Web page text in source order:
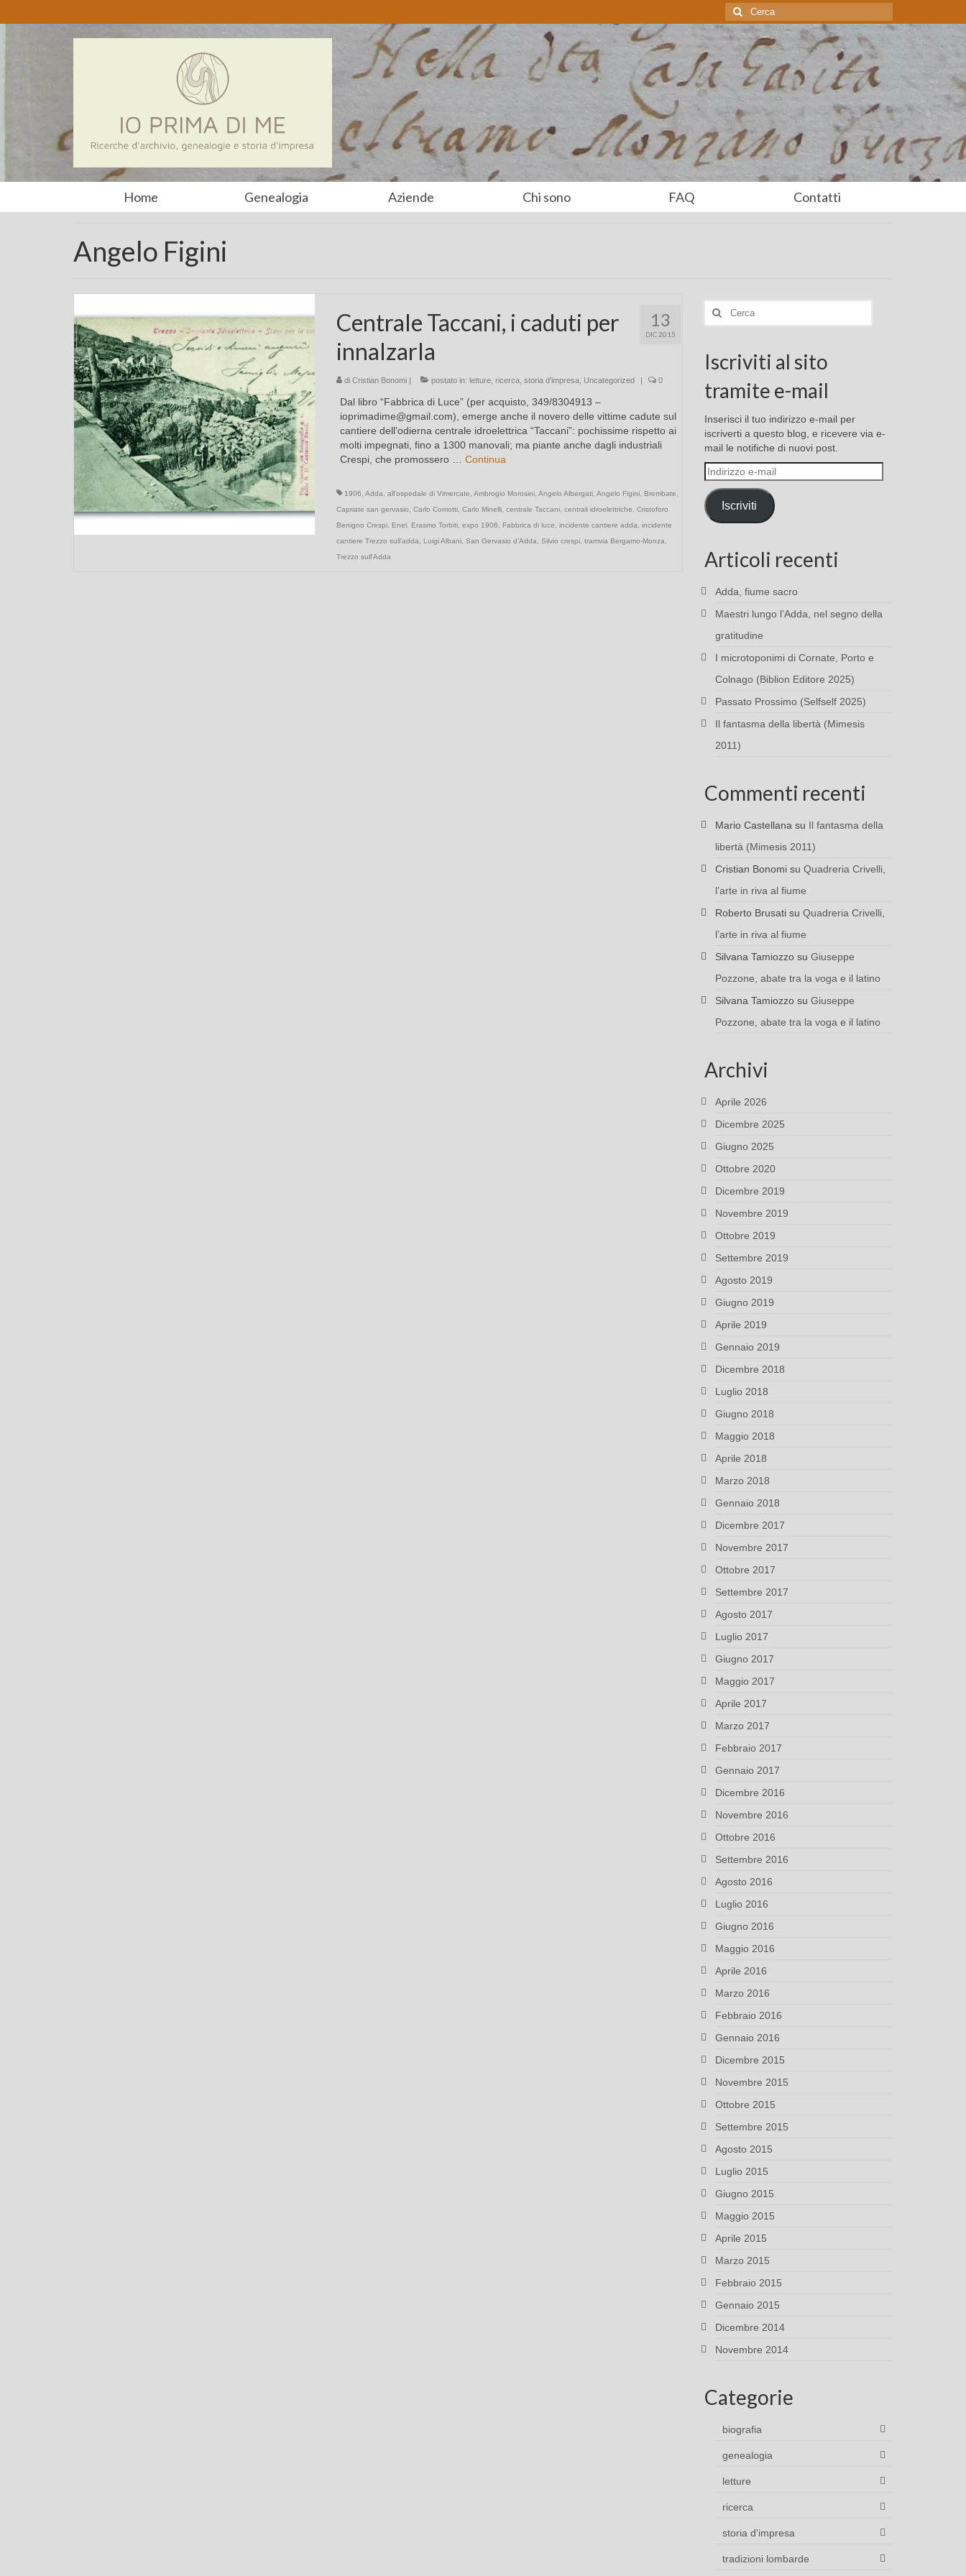
Cerca:
Home Genealogia Aziende Chi sono FAQ Contatti
Angelo Figini
13
DIC 2015
Centrale Taccani, i caduti per
innalzarla
di Cristian Bonomi| postato in: letture, ricerca, storia d'impresa, Uncategorized | 0
Dal libro “Fabbrica di Luce” (per acquisto, 349/8304913 –
ioprimadime@gmail.com), emerge anche il novero delle vittime cadute sul
cantiere dell’odierna centrale idroelettrica “Taccani”: pochissime rispetto ai
molti impegnati, fino a 1300 manovali; ma piante anche dagli industriali
Crespi, che promossero … Continua
1906 Adda all’ospedale di Vimercate Ambrogio Morosini, Angelo Albergati, Angelo Figini, Brembate
Capriate san gervasio
Carlo Comotti, Carlo Minelli, centrale Taccani, centrali idroelettriche
Cristoforo
Benigno Crespi, Enel, Erasmo Torbiti, expo 1906 Fabbrica di luce incidente cantiere adda
incidente
cantiere Trezzo sull’adda
Luigi Albani, San Gervasio d’Adda Silvio crespi, tramvia Bergamo-Monza
Trezzo sull'Adda
Cerca:
Iscriviti al sito
tramite e-mail
Inserisci il tuo indirizzo e-mail per
iscriverti a questo blog, e ricevere via e-
mail le notifiche di nuovi post.
Indirizzo
e-
mail
Iscriviti
Articoli recenti
Adda, fiume sacro
Maestri lungo l’Adda, nel segno della
gratitudine
I microtoponimi di Cornate, Porto e
Colnago (Biblion Editore 2025)
Passato Prossimo (Selfself 2025)
Il fantasma della libertà (Mimesis
2011)
Commenti recenti
Mario Castellana su Il fantasma della
libertà (Mimesis 2011)
Cristian Bonomisu Quadreria Crivelli,
l’arte in riva al fiume
Roberto Brusatisu Quadreria Crivelli,
l’arte in riva al fiume
Silvana Tamiozzosu Giuseppe
Pozzone, abate tra la voga e il latino
Silvana Tamiozzosu Giuseppe
Pozzone, abate tra la voga e il latino
Archivi
Aprile 2026
Dicembre 2025
Giugno 2025
Ottobre 2020
Dicembre 2019
Novembre 2019
Ottobre 2019
Settembre 2019
Agosto 2019
Giugno 2019
Aprile 2019
Gennaio 2019
Dicembre 2018
Luglio 2018
Giugno 2018
Maggio 2018
Aprile 2018
Marzo 2018
Gennaio 2018
Dicembre 2017
Novembre 2017
Ottobre 2017
Settembre 2017
Agosto 2017
Luglio 2017
Giugno 2017
Maggio 2017
Aprile 2017
Marzo 2017
Febbraio 2017
Gennaio 2017
Dicembre 2016
Novembre 2016
Ottobre 2016
Settembre 2016
Agosto 2016
Luglio 2016
Giugno 2016
Maggio 2016
Aprile 2016
Marzo 2016
Febbraio 2016
Gennaio 2016
Dicembre 2015
Novembre 2015
Ottobre 2015
Settembre 2015
Agosto 2015
Luglio 2015
Giugno 2015
Maggio 2015
Aprile 2015
Marzo 2015
Febbraio 2015
Gennaio 2015
Dicembre 2014
Novembre 2014
Categorie
biografia
genealogia
letture
ricerca
storia d'impresa
tradizioni lombarde